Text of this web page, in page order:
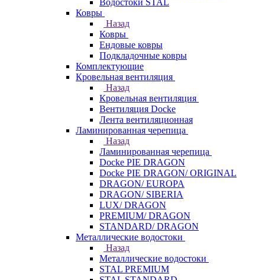
Водостоки STAL
Ковры
Назад
Ковры
Ендовые ковры
Подкладочные ковры
Комплектующие
Кровельная вентиляция
Назад
Кровельная вентиляция
Вентиляция Docke
Лента вентиляционная
Ламинированная черепица
Назад
Ламинированная черепица
Docke PIE DRAGON
Docke PIE DRAGON/ ORIGINAL
DRAGON/ EUROPA
DRAGON/ SIBERIA
LUX/ DRAGON
PREMIUM/ DRAGON
STANDARD/ DRAGON
Металлические водостоки
Назад
Металлические водостоки
STAL PREMIUM